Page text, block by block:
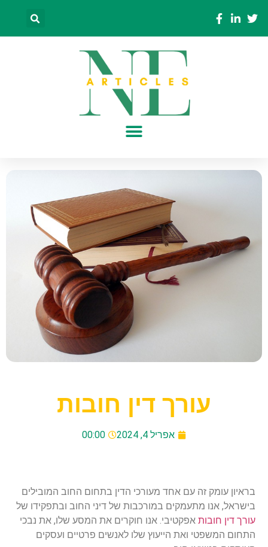
עורך דין חובות
אפריל 4, 2024 00:00
בראיון עומק זה עם אחד מעורכי הדין בתחום החוב המובילים
בישראל, אנו מתעמקים במורכבות של דיני החוב ובתפקידו של
עורך דין חובות אפקטיבי. אנו חוקרים את המסע שלו, את נבכי
התחום המשפטי ואת הייעוץ שלו לאנשים פרטיים ועסקים